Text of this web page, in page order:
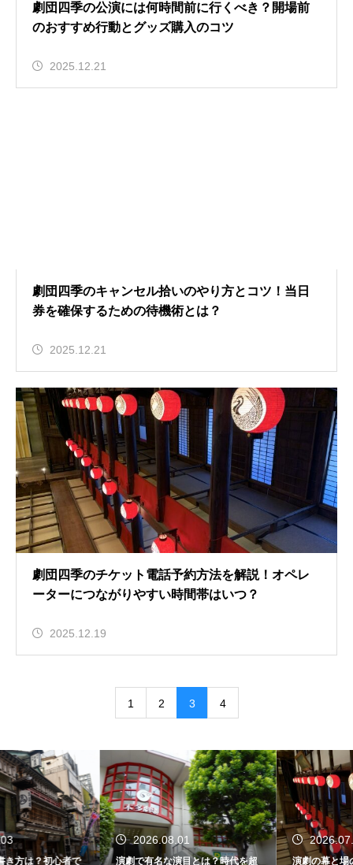
劇団四季の公演には何時間前に行くべき？開場前
のおすすめ行動とグッズ購入のコツ
2025.12.21
劇団四季のキャンセル拾いのやり方とコツ！当日
券を確保するための待機術とは？
2025.12.21
劇団四季のチケット電話予約方法を解説！オペレ
ーターにつながりやすい時間帯はいつ？
2025.12.19
1 2 3 4
2026.08.01
演劇で有名な演目とは？時代を超
2026.07.30
演劇の幕と場の違いは？台本を読